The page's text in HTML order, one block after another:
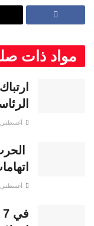
مواد ذات
الرئاسية 2027..
أغسطس 8, 2026
أغسطس 8, 2026